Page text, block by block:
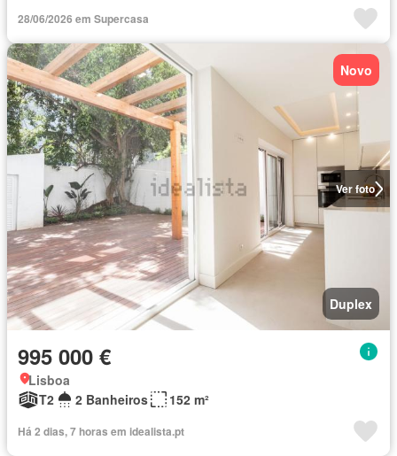
28/06/2026 em Supercasa
Ver foto
Novo
Duplex
995 000 €
Lisboa
T2
2 Banheiros 152 m²
Há 2 dias, 7 horas em idealista.pt